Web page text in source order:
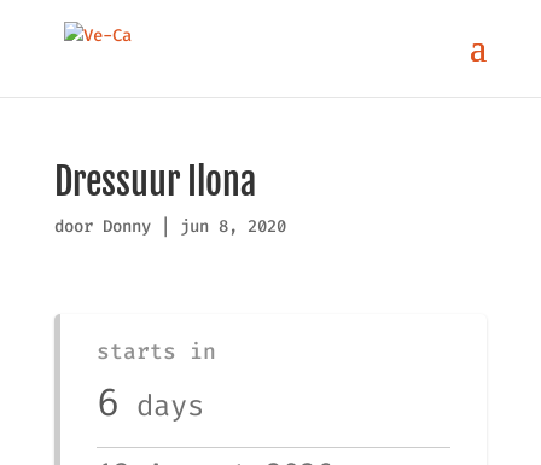
Dressuur Ilona
door Donny| jun 8, 2020
starts in
6 days